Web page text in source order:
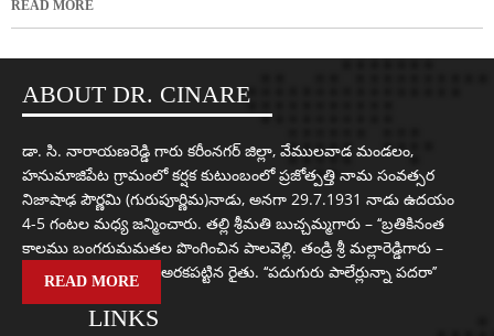
READ MORE
ABOUT DR. CINARE
డా. సి. నారాయణరెడ్డి గారు కరీంనగర్ జిల్లా, వేములవాడ మండలం,
హనుమాజిపేట గ్రామంలో కర్షక కుటుంబంలో ప్రజోత్పత్తి నామ సంవత్సర
నిజాషాఢ పౌర్ణమి (గురుపూర్ణిమ)నాడు, అనగా 29.7.1931 నాడు ఉదయం
4-5 గంటల మధ్య జన్మించారు. తల్లి శ్రీమతి బుచ్చమ్మగారు – ‘‘బ్రతికినంత
కాలము బంగరుమమతల పొంగించిన పాలవెల్లి. తండ్రి శ్రీ మల్లారెడ్డిగారు –
అరకపట్టిన రైతు. ‘‘పదుగురు పాలేర్లున్నా పదరా’’
READ MORE
LINKS